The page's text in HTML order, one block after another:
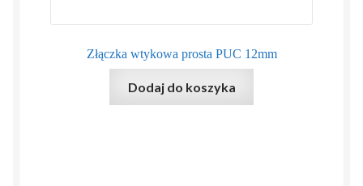
Złączka wtykowa prosta PUC 12mm
Dodaj do koszyka